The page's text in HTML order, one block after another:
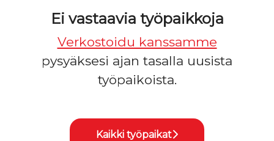
Ei vastaavia työpaikkoja
Verkostoidu kanssamme
pysyäksesi ajan tasalla uusista
työpaikoista.
Kaikki työpaikat